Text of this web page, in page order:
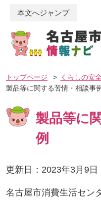
本文へジャンプ
トップページ > くらしの安
製品等に関する苦情・相談事例
製品等に
例
更新日：2023年3月9日
名古屋市消費生活セン